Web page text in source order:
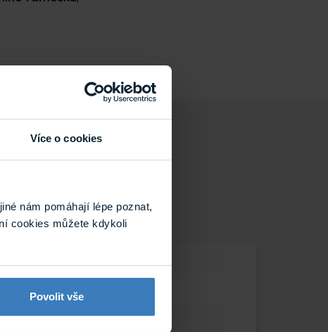
Více o cookies
nám pomáhají lépe poznat,
cookies můžete kdykoli
Povolit vše